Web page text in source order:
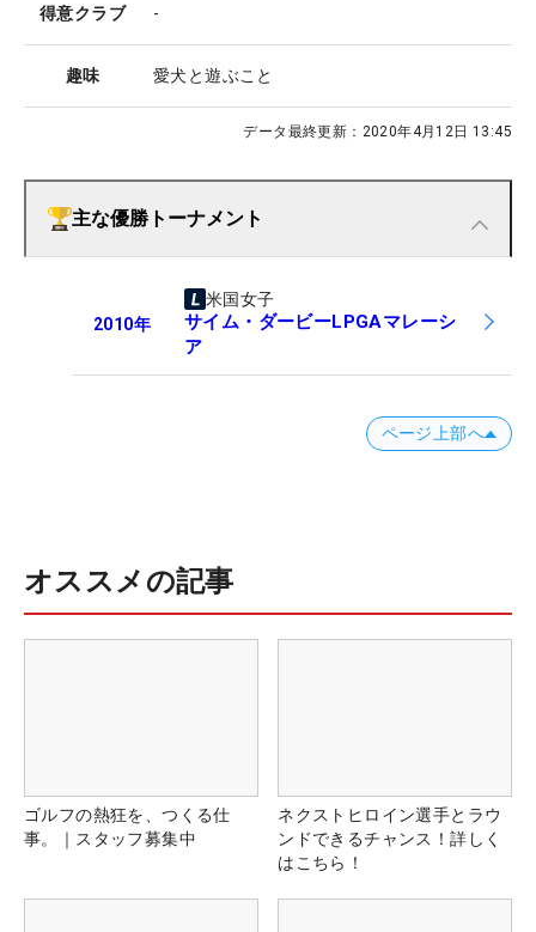
得意クラブ -
趣味 愛犬と遊ぶこと
データ最終更新： 2020年4月12日 13:45
主な優勝トーナメント
2010年
米国女子
サイム・ダービーLPGAマレーシ
ア
ページ上部へ
オススメの記事
ゴルフの熱狂を、つくる仕
事。｜スタッフ募集中
ネクストヒロイン選手とラウ
ンドできるチャンス！詳しく
はこちら！